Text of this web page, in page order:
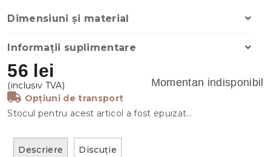
56 lei
Momentan indisponibil
Opțiuni de transport
Stocul pentru acest articol a fost epuizat…
Dimensiuni și material
Informații suplimentare
Descriere Discuţie